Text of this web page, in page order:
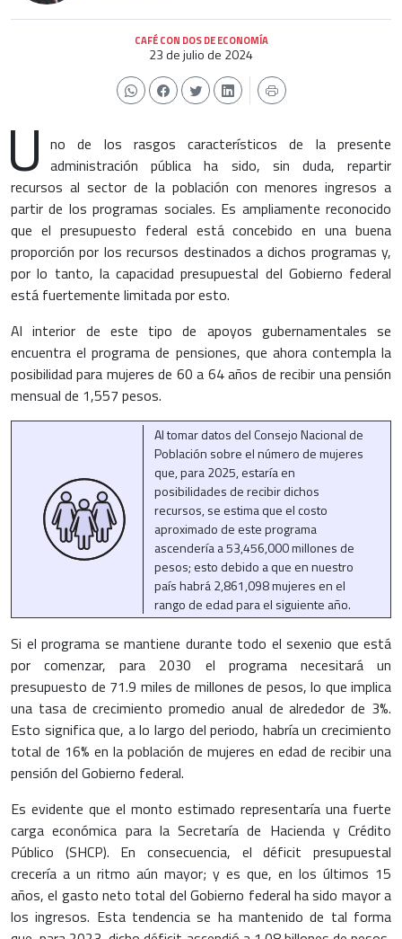
CAFÉ CON DOS DE ECONOMÍA
23 de julio de 2024
U no de los rasgos característicos de la presente
administración pública ha sido, sin duda, repartir
recursos al sector de la población con menores ingresos a
partir de los programas sociales. Es ampliamente reconocido
que el presupuesto federal está concebido en una buena
proporción por los recursos destinados a dichos programas y,
por lo tanto, la capacidad presupuestal del Gobierno federal
está fuertemente limitada por esto.
Al interior de este tipo de apoyos gubernamentales se
encuentra el programa de pensiones, que ahora contempla la
posibilidad para mujeres de 60 a 64 años de recibir una pensión
mensual de 1,557 pesos.
Al tomar datos del Consejo Nacional de
Población sobre el número de mujeres
que, para 2025, estaría en
posibilidades de recibir dichos
recursos, se estima que el costo
aproximado de este programa
ascendería a 53,456,000 millones de
pesos; esto debido a que en nuestro
país habrá 2,861,098 mujeres en el
rango de edad para el siguiente año.
Si el programa se mantiene durante todo el sexenio que está
por comenzar, para 2030 el programa necesitará un
presupuesto de 71.9 miles de millones de pesos, lo que implica
una tasa de crecimiento promedio anual de alrededor de 3%.
Esto significa que, a lo largo del periodo, habría un crecimiento
total de 16% en la población de mujeres en edad de recibir una
pensión del Gobierno federal.
Es evidente que el monto estimado representaría una fuerte
carga económica para la Secretaría de Hacienda y Crédito
Público (SHCP). En consecuencia, el déficit presupuestal
crecería a un ritmo aún mayor; y es que, en los últimos 15
años, el gasto neto total del Gobierno federal ha sido mayor a
los ingresos. Esta tendencia se ha mantenido de tal forma